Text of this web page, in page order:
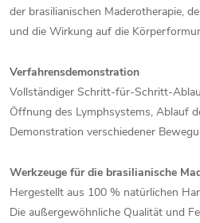
der brasilianischen Maderotherapie,
und die Wirkung auf die
Verfahrensdemonstration
Vollständiger Schritt-für-Schritt-
Öffnung des Lymphsystems, Ablauf
Demonstration verschiedener
Werkzeuge für die brasilianische
Hergestellt aus 100 % natürlichen
Die außergewöhnliche Qualität und